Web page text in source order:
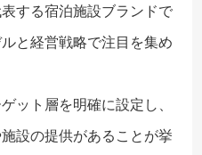
する宿泊施設ブランドで
と経営戦略で注目を集め
ット層を明確に設定し、
設の提供があることが挙